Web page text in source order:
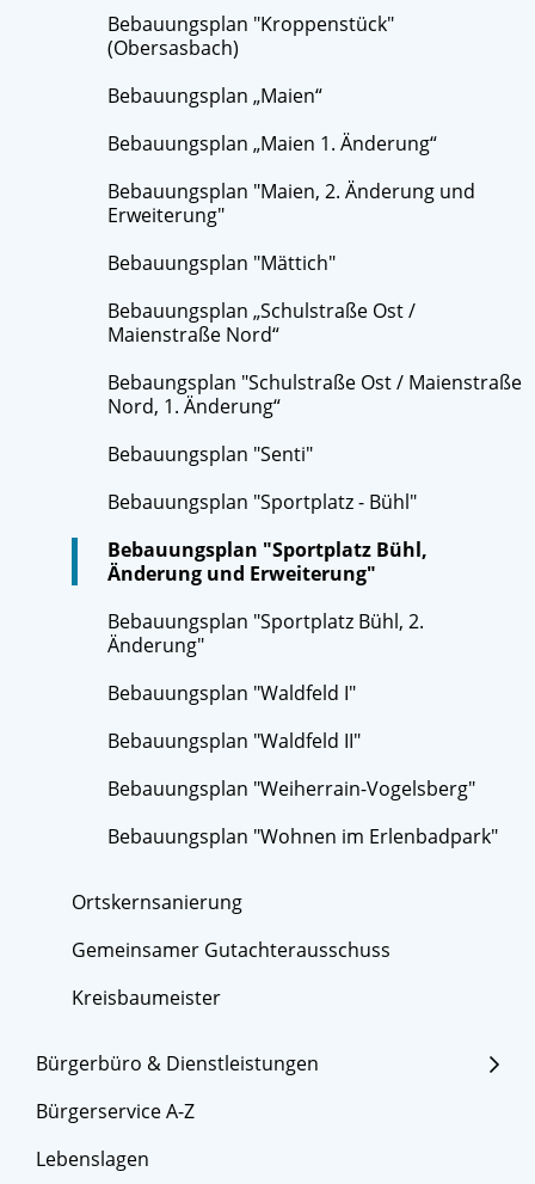
Bebauungsplan "Kroppenstück"
(Obersasbach)
Bebauungsplan „Maien“
Bebauungsplan „Maien 1. Änderung“
Bebauungsplan "Maien, 2. Änderung und
Erweiterung"
Bebauungsplan "Mättich"
Bebauungsplan „Schulstraße Ost /
Maienstraße Nord“
Bebaungsplan "Schulstraße Ost / Maienstraße
Nord, 1. Änderung“
Bebauungsplan "Senti"
Bebauungsplan "Sportplatz - Bühl"
Bebauungsplan "Sportplatz Bühl,
Änderung und Erweiterung"
Bebauungsplan "Sportplatz Bühl, 2.
Änderung"
Bebauungsplan "Waldfeld I"
Bebauungsplan "Waldfeld II"
Bebauungsplan "Weiherrain-Vogelsberg"
Bebauungsplan "Wohnen im Erlenbadpark"
Ortskernsanierung
Gemeinsamer Gutachterausschuss
Kreisbaumeister
Bürgerbüro & Dienstleistungen
Bürgerservice A-Z
Lebenslagen